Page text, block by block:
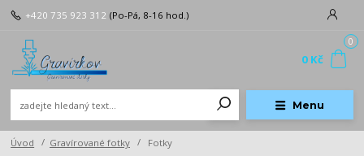
Menu
+420 735 923 312 (Po-Pá, 8-16 hod.)
0
0 Kč
Úvod Gravírované fotky Fotky